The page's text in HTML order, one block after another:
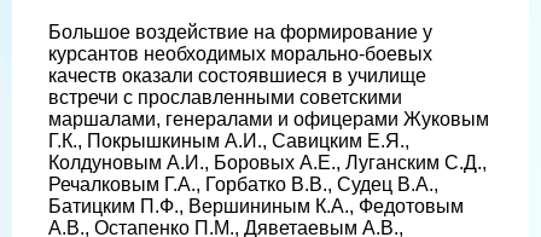
Большое воздействие на формирование у
курсантов необходимых морально-боевых
качеств оказали состоявшиеся в училище
встречи с прославленными советскими
маршалами, генералами и офицерами Жуковым
Г.К., Покрышкиным А.И., Савицким Е.Я.,
Колдуновым А.И., Боровых А.Е., Луганским С.Д.,
Речалковым Г.А., Горбатко В.В., Судец В.А.,
Батицким П.Ф., Вершининым К.А., Федотовым
А.В., Остапенко П.М., Дяветаевым А.В.,